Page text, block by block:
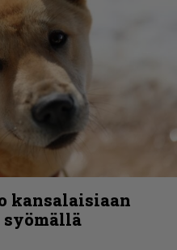
kansalaisiaan
syömällä